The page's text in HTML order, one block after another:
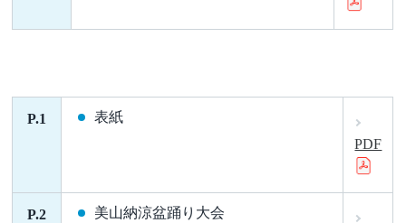
P.1
表紙
PDF
P.2
美山納涼盆踊り大会